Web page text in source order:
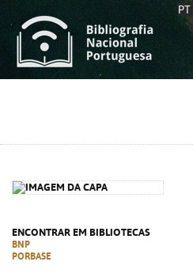
PT
ENCONTRAR EM BIBLIOTECAS
BNP
PORBASE